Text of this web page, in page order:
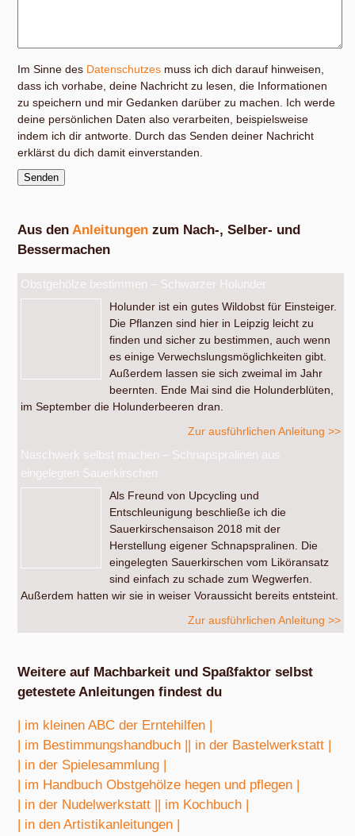
Im Sinne des Datenschutzes muss ich dich darauf hinweisen,
dass ich vorhabe, deine Nachricht zu lesen, die Informationen
zu speichern und mir Gedanken darüber zu machen. Ich werde
deine persönlichen Daten also verarbeiten, beispielsweise
indem ich dir antworte. Durch das Senden deiner Nachricht
erklärst du dich damit einverstanden.
Aus den Anleitungen zum Nach-, Selber- und
Bessermachen
Obstgehölze bestimmen – Schwarzer Holunder
Holunder ist ein gutes Wildobst für Einsteiger.
Die Pflanzen sind hier in Leipzig leicht zu
finden und sicher zu bestimmen, auch wenn
es einige Verwechslungsmöglichkeiten gibt.
Außerdem lassen sie sich zweimal im Jahr
beernten. Ende Mai sind die Holunderblüten,
im September die Holunderbeeren dran.
Zur ausführlichen Anleitung >>
Naschwerk selbst machen – Schnapspralinen aus
eingelegten Sauerkirschen
Als Freund von Upcycling und
Entschleunigung beschließe ich die
Sauerkirschensaison 2018 mit der
Herstellung eigener Schnapspralinen. Die
eingelegten Sauerkirschen vom Liköransatz
sind einfach zu schade zum Wegwerfen.
Außerdem hatten wir sie in weiser Voraussicht bereits entsteint.
Zur ausführlichen Anleitung >>
Weitere auf Machbarkeit und Spaßfaktor selbst
getestete Anleitungen findest du
| im kleinen ABC der Erntehilfen |
| im Bestimmungshandbuch |
| in der Bastelwerkstatt |
| in der Spielesammlung |
| im Handbuch Obstgehölze hegen und pflegen |
| in der Nudelwerkstatt |
| im Kochbuch |
| in den Artistikanleitungen |